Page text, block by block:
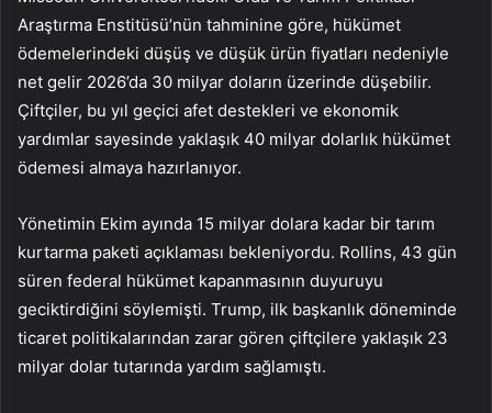
Araştırma Enstitüsü’nün tahminine göre, hükümet
ödemelerindeki düşüş ve düşük ürün fiyatları nedeniyle
net gelir 2026’da 30 milyar doların üzerinde düşebilir.
Çiftçiler, bu yıl geçici afet destekleri ve ekonomik
yardımlar sayesinde yaklaşık 40 milyar dolarlık hükümet
ödemesi almaya hazırlanıyor.
Yönetimin Ekim ayında 15 milyar dolara kadar bir tarım
kurtarma paketi açıklaması bekleniyordu. Rollins, 43 gün
süren federal hükümet kapanmasının duyuruyu
geciktirdiğini söylemişti. Trump, ilk başkanlık döneminde
ticaret politikalarından zarar gören çiftçilere yaklaşık 23
milyar dolar tutarında yardım sağlamıştı.